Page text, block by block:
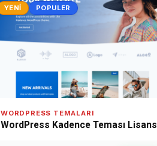
YENI POPULER
WORDPRESS TEMALARI
WordPress Kadence Teması Lisans